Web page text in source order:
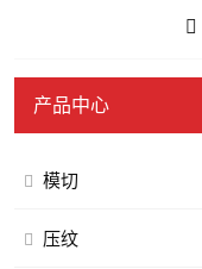
产品中心
模切
压纹